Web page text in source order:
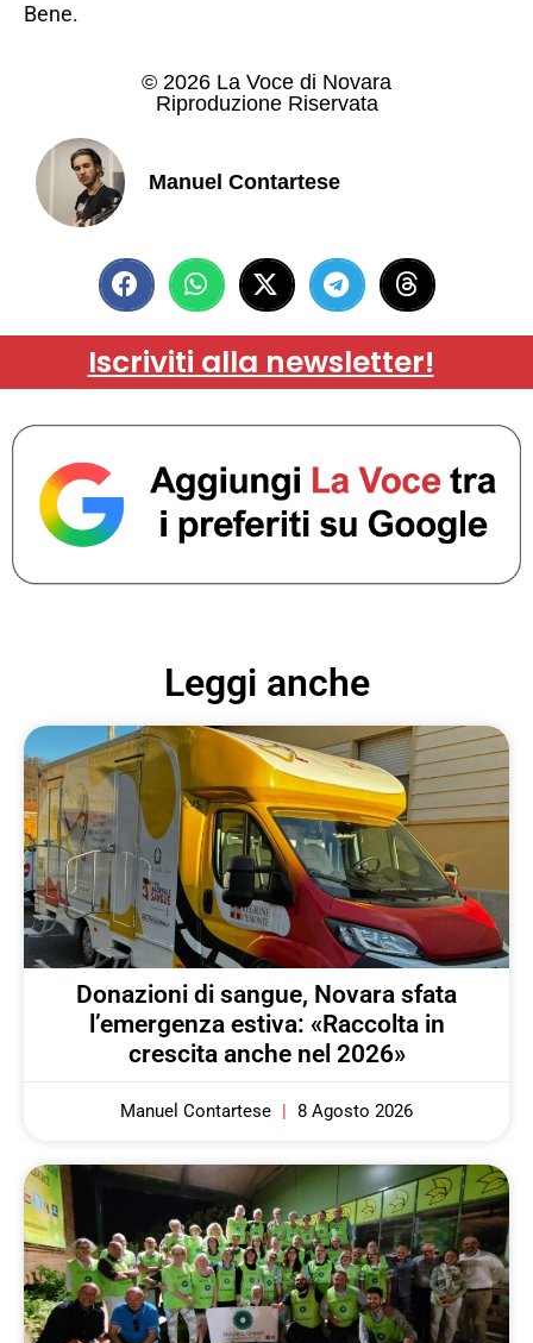
Bene.
© 2026 La Voce di Novara
Riproduzione Riservata
Manuel Contartese
Iscriviti alla newsletter!
Leggi anche
Donazioni di sangue, Novara sfata
l’emergenza estiva: «Raccolta in
crescita anche nel 2026»
Manuel Contartese 8 Agosto 2026